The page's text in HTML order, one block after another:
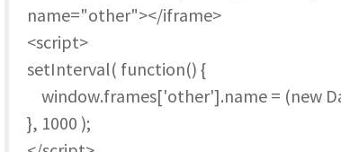
name="other"></iframe>
<script>
setInterval( function() {
window.frames['other'].name = (new
}, 1000 );